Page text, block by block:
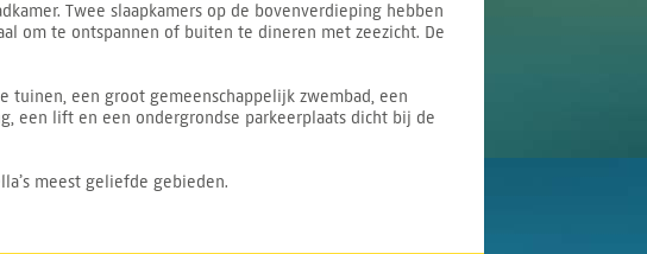
Twee slaapkamers op de bovenverdieping hebben
om te ontspannen of buiten te dineren met zeezicht. De
tuinen, een groot gemeenschappelijk zwembad, een
een lift en een ondergrondse parkeerplaats dicht bij de
meest geliefde gebieden.